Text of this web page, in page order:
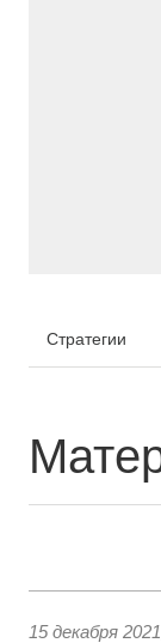
Стратегии
15 декабря 2021